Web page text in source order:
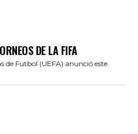
DE LA FIFA
de Futbol (UEFA) anunció este